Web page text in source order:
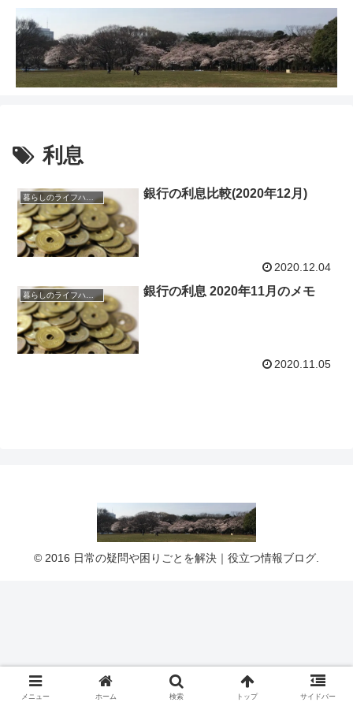
利息
銀行の利息比較(2020年12月)
2020.12.04
銀行の利息 2020年11月のメモ
2020.11.05
© 2016 日常の疑問や困りごとを解決｜役立つ情報ブログ.
メニュー ホーム 検索 トップ サイドバー